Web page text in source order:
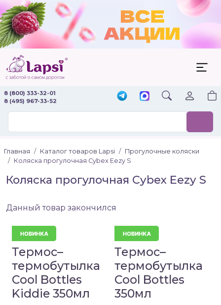
8 (800) 333-32-01
8 (495) 967-33-52
Главная Каталог товаров Lapsi
Прогулочные коляски
Коляска прогулочная Cybex Eezy S
Коляска прогулочная Cybex Eezy S
Данный товар закончился
Термос–
термобутылка
Cool Bottles
Kiddie 350мл
Термос–
термобутылка
Cool Bottles
350мл